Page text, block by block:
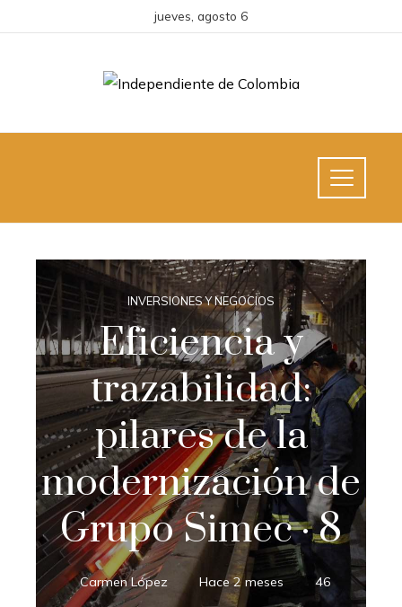
jueves, agosto 6
INVERSIONES Y NEGOCIOS
Eficiencia y
trazabilidad:
pilares de la
modernización de
Grupo Simec · 8
Carmen López Hace 2 meses 46